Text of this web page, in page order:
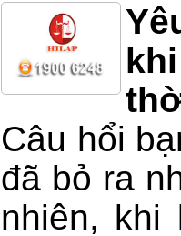
Câu hổi
đã bỏ ra
nhiên, khi